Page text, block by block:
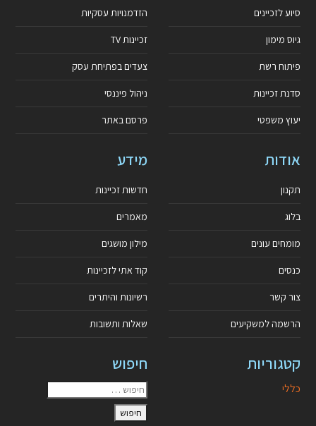
סיוע לזכיינים
גיוס מימון
פיתוח רשת
סדנת זכיינות
יעוץ משפטי
הזדמנויות עסקיות
זכיינות TV
צעדים בפתיחת עסק
ניהול פיננסי
פרסם באתר
אודות
תקנון
בלוג
מומחים עונים
כנסים
צור קשר
הרשמה למשקיעים
מידע
חדשות זכיינות
מאמרים
מילון מושגים
קוד אתי לזכיינות
רשיונות והיתרים
שאלות ותשובות
קטגוריות
כללי
חיפוש